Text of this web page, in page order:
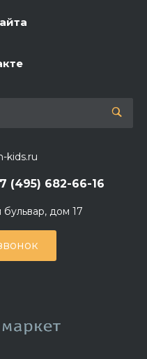
kids.ru
(495) 682-66-16
дом 17